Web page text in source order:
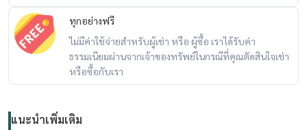
ทุกอย่างฟรี
ไม่มีค่าใช้จ่ายสำหรับผู้เช่า หรือ ผู้ซื้อ เราได้รับค่า
ธรรมเนียมผ่านจากเจ้าของทรัพย์ในกรณีที่คุณตัดสินใจเช่า
หรือซื้อกับเรา
แนะนำเพิ่มเติม